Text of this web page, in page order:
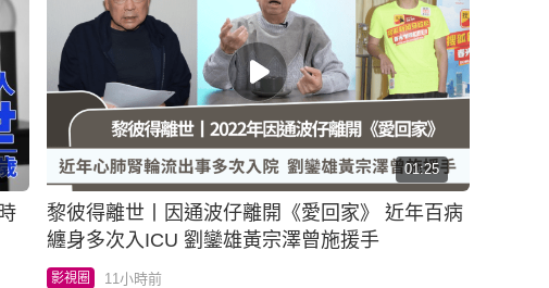
01:25
黎彼得離世丨因通波仔離開《愛回家》 近年百病
纏身多次入ICU 劉鑾雄黃宗澤曾施援手
影視圈 11小時前